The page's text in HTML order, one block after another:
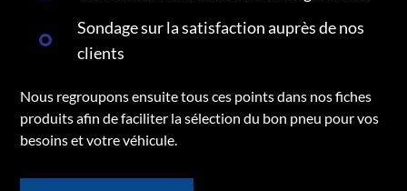
Sondage sur la satisfaction auprès de nos
clients
Nous regroupons ensuite tous ces points dans nos fiches
produits afin de faciliter la sélection du bon pneu pour vos
besoins et votre véhicule.